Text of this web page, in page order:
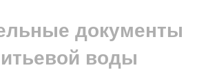
документы
воды